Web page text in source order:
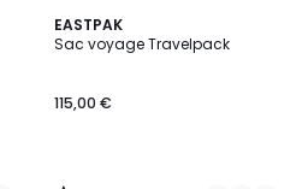
EASTPAK
Sac voyage Travelpack
115,00 €
3,7
/ 5
3
Couleurs